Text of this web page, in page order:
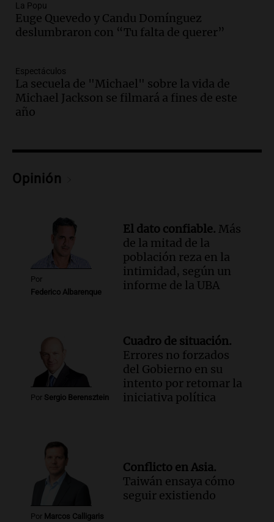
Episodios
Audio.Exigen justicia por Débora:
Siempre Juntos Rosario
Episodios
Audio.Se divorciaron y la Justicia
Desayuno de Juntos
Audio.
Panorama Federal
Episodios
Audio.
Una mujer muere tras un vuelco
en la Circunvalación Este-Oeste de
Salta
Panorama Federal
Córdoba pidiendo trabajo genuino y
mejoras en programas sociales
Panorama Federal
Episodios
Audio.La marcha de gremios y
Noticias Rosario
Episodios
Audio. San Cayetano y Aumento de
Peajes: Noticias Destacadas de
Argentina en un Resumen Actual
Noticias
La Popu
Euge Quevedo y Candu Domínguez
deslumbraron con “Tu falta de querer”
Espectáculos
La secuela de "Michael" sobre la vida de
Michael Jackson se filmará a fines de este
año
Opinión
Por
Federico Albarenque
El dato confiable. Más
de la mitad de la
población reza en la
intimidad, según un
informe de la UBA
Por Sergio Berensztein
Cuadro de situación.
Errores no forzados
del Gobierno en su
intento por retomar la
iniciativa política
Por Marcos Calligaris
Conflicto en Asia.
Taiwán ensaya cómo
seguir existiendo